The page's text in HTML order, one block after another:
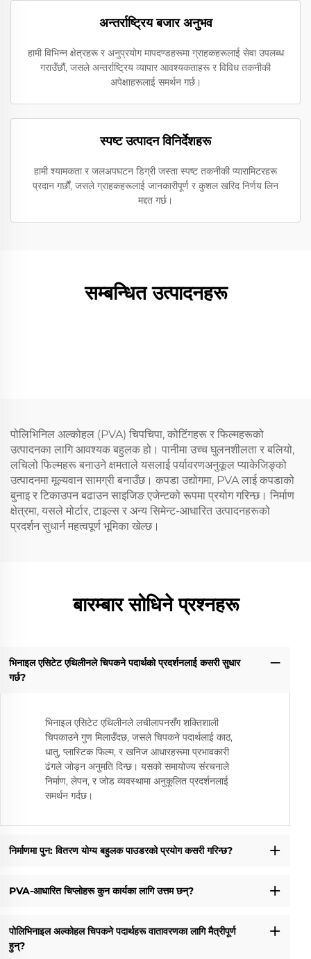
अन्तर्राष्ट्रिय बजार अनुभव
हामी विभिन्न क्षेत्रहरू र अनुप्रयोग मापदण्डहरूमा ग्राहकहरूलाई सेवा उपलब्ध
गराउँछौं, जसले अन्तर्राष्ट्रिय व्यापार आवश्यकताहरू र विविध तकनीकी
अपेक्षाहरूलाई समर्थन गर्छ।
स्पष्ट उत्पादन विनिर्देशहरू
हामी श्यामकता र जलअपघटन डिग्री जस्ता स्पष्ट तकनीकी प्यारामिटरहरू
प्रदान गर्छौं, जसले ग्राहकहरूलाई जानकारीपूर्ण र कुशल खरिद निर्णय लिन
मद्दत गर्छ।
सम्बन्धित उत्पादनहरू
पोलिभिनिल अल्कोहल (PVA) चिपचिपा, कोटिंगहरू र फिल्महरूको
उत्पादनका लागि आवश्यक बहुलक हो। पानीमा उच्च घुलनशीलता र बलियो,
लचिलो फिल्महरू बनाउने क्षमताले यसलाई पर्यावरणअनुकूल प्याकेजिङ्को
उत्पादनमा मूल्यवान सामग्री बनाउँछ। कपडा उद्योगमा, PVA लाई कपडाको
बुनाइ र टिकाउपन बढाउन साइजिङ एजेन्टको रूपमा प्रयोग गरिन्छ। निर्माण
क्षेत्रमा, यसले मोर्टार, टाइल्स र अन्य सिमेन्ट-आधारित उत्पादनहरूको
प्रदर्शन सुधार्न महत्वपूर्ण भूमिका खेल्छ।
बारम्बार सोधिने प्रश्नहरू
भिनाइल एसिटेट एथिलीनले चिपकने पदार्थको प्रदर्शनलाई कसरी सुधार
गर्छ?
भिनाइल एसिटेट एथिलीनले लचीलापनसँग शक्तिशाली
चिपकाउने गुण मिलाउँदछ, जसले चिपकने पदार्थलाई काठ,
धातु, प्लास्टिक फिल्म, र खनिज आधारहरूमा प्रभावकारी
ढंगले जोड्न अनुमति दिन्छ। यसको समायोज्य संरचनाले
निर्माण, लेपन, र जोड व्यवस्थामा अनुकूलित प्रदर्शनलाई
समर्थन गर्दछ।
निर्माणमा पुन: वितरण योग्य बहुलक पाउडरको प्रयोग कसरी गरिन्छ?
PVA-आधारित चिप्लोहरू कुन कार्यका लागि उत्तम छन्?
पोलिभिनाइल अल्कोहल चिपकने पदार्थहरू वातावरणका लागि मैत्रीपूर्ण
हुन्?